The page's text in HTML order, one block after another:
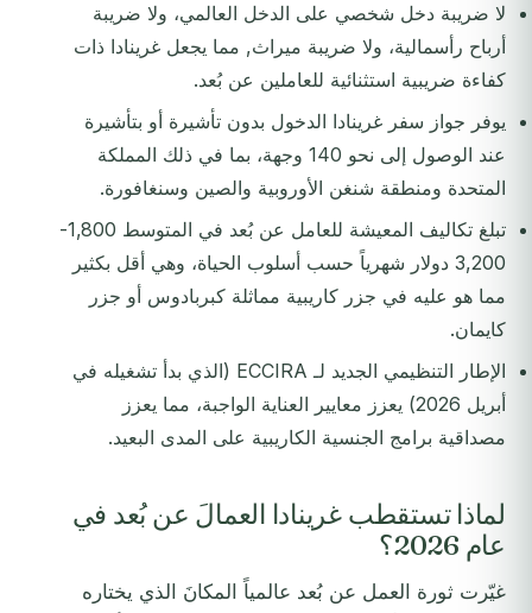
لا ضريبة دخل شخصي على الدخل العالمي، ولا ضريبة
أرباح رأسمالية، ولا ضريبة ميراث, مما يجعل غرينادا ذات
كفاءة ضريبية استثنائية للعاملين عن بُعد.
يوفر جواز سفر غرينادا الدخول بدون تأشيرة أو بتأشيرة
عند الوصول إلى نحو 140 وجهة، بما في ذلك المملكة
المتحدة ومنطقة شنغن الأوروبية والصين وسنغافورة.
تبلغ تكاليف المعيشة للعامل عن بُعد في المتوسط 1,800-
3,200 دولار شهرياً حسب أسلوب الحياة، وهي أقل بكثير
مما هو عليه في جزر كاريبية مماثلة كبربادوس أو جزر
كايمان.
الإطار التنظيمي الجديد لـ ECCIRA (الذي بدأ تشغيله في
أبريل 2026) يعزز معايير العناية الواجبة، مما يعزز
مصداقية برامج الجنسية الكاريبية على المدى البعيد.
لماذا تستقطب غرينادا العمالَ عن بُعد في
عام 2026؟
غيّرت ثورة العمل عن بُعد عالمياً المكانَ الذي يختاره